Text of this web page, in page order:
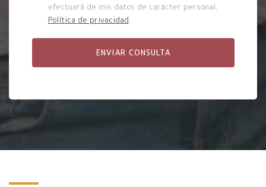
efectuará de mis datos de carácter personal.
Política de privacidad.